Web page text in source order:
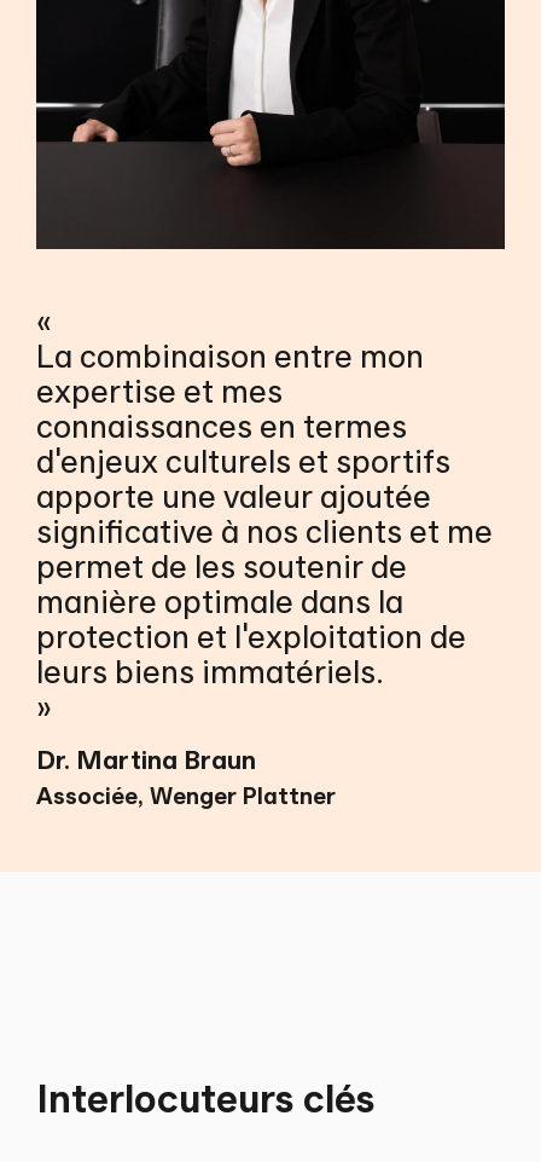
«
La combinaison entre mon
expertise et mes
connaissances en termes
d'enjeux culturels et sportifs
apporte une valeur ajoutée
significative à nos clients et me
permet de les soutenir de
manière optimale dans la
protection et l'exploitation de
leurs biens immatériels.
Dr. Martina Braun
Associée, Wenger Plattner
Interlocuteurs clés